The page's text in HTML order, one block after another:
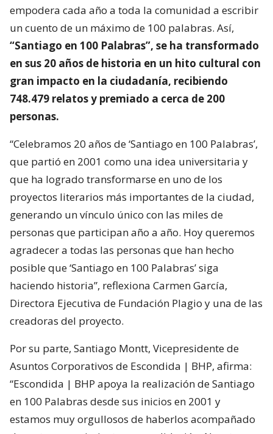
empodera cada año a toda la comunidad a escribir
un cuento de un máximo de 100 palabras. Así,
“Santiago en 100 Palabras”, se ha transformado
en sus 20 años de historia en un hito cultural con
gran impacto en la ciudadanía, recibiendo
748.479 relatos y premiado a cerca de 200
personas.
“Celebramos 20 años de ‘Santiago en 100 Palabras’,
que partió en 2001 como una idea universitaria y
que ha logrado transformarse en uno de los
proyectos literarios más importantes de la ciudad,
generando un vínculo único con las miles de
personas que participan año a año. Hoy queremos
agradecer a todas las personas que han hecho
posible que ‘Santiago en 100 Palabras’ siga
haciendo historia”, reflexiona Carmen García,
Directora Ejecutiva de Fundación Plagio y una de las
creadoras del proyecto.
Por su parte, Santiago Montt, Vicepresidente de
Asuntos Corporativos de Escondida | BHP, afirma:
“Escondida | BHP apoya la realización de Santiago
en 100 Palabras desde sus inicios en 2001 y
estamos muy orgullosos de haberlos acompañado